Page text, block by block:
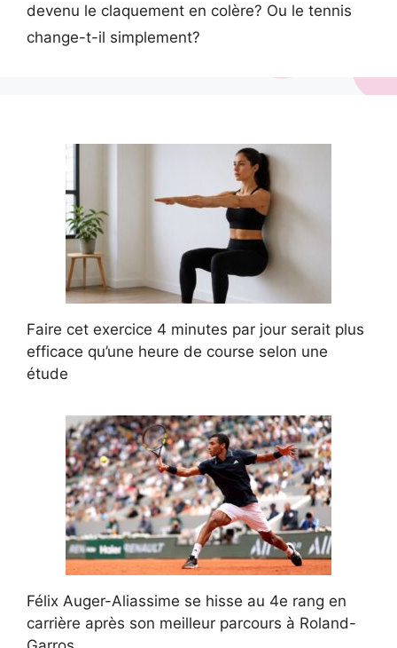
devenu le claquement en colère? Ou le tennis
change-t-il simplement?
Faire cet exercice 4 minutes par jour serait plus
efficace qu’une heure de course selon une
étude
Félix Auger-Aliassime se hisse au 4e rang en
carrière après son meilleur parcours à Roland-